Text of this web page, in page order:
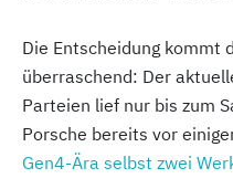
Die Entscheidung kommt
überraschend: Der
Parteien lief nur bis zum
Porsche bereits vor
Gen4-Ära selbst zwei